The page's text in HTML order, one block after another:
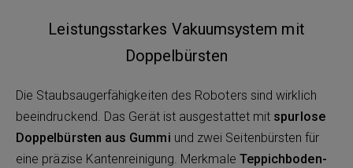
Leistungsstarkes Vakuumsystem mit
Doppelbürsten
Die Staubsaugerfähigkeiten des Roboters sind wirklich
beeindruckend. Das Gerät ist ausgestattet mit spurlose
Doppelbürsten aus Gummi und zwei Seitenbürsten für
eine präzise Kantenreinigung. Merkmale Teppichboden-